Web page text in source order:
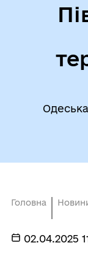
Головна
02.04.2025